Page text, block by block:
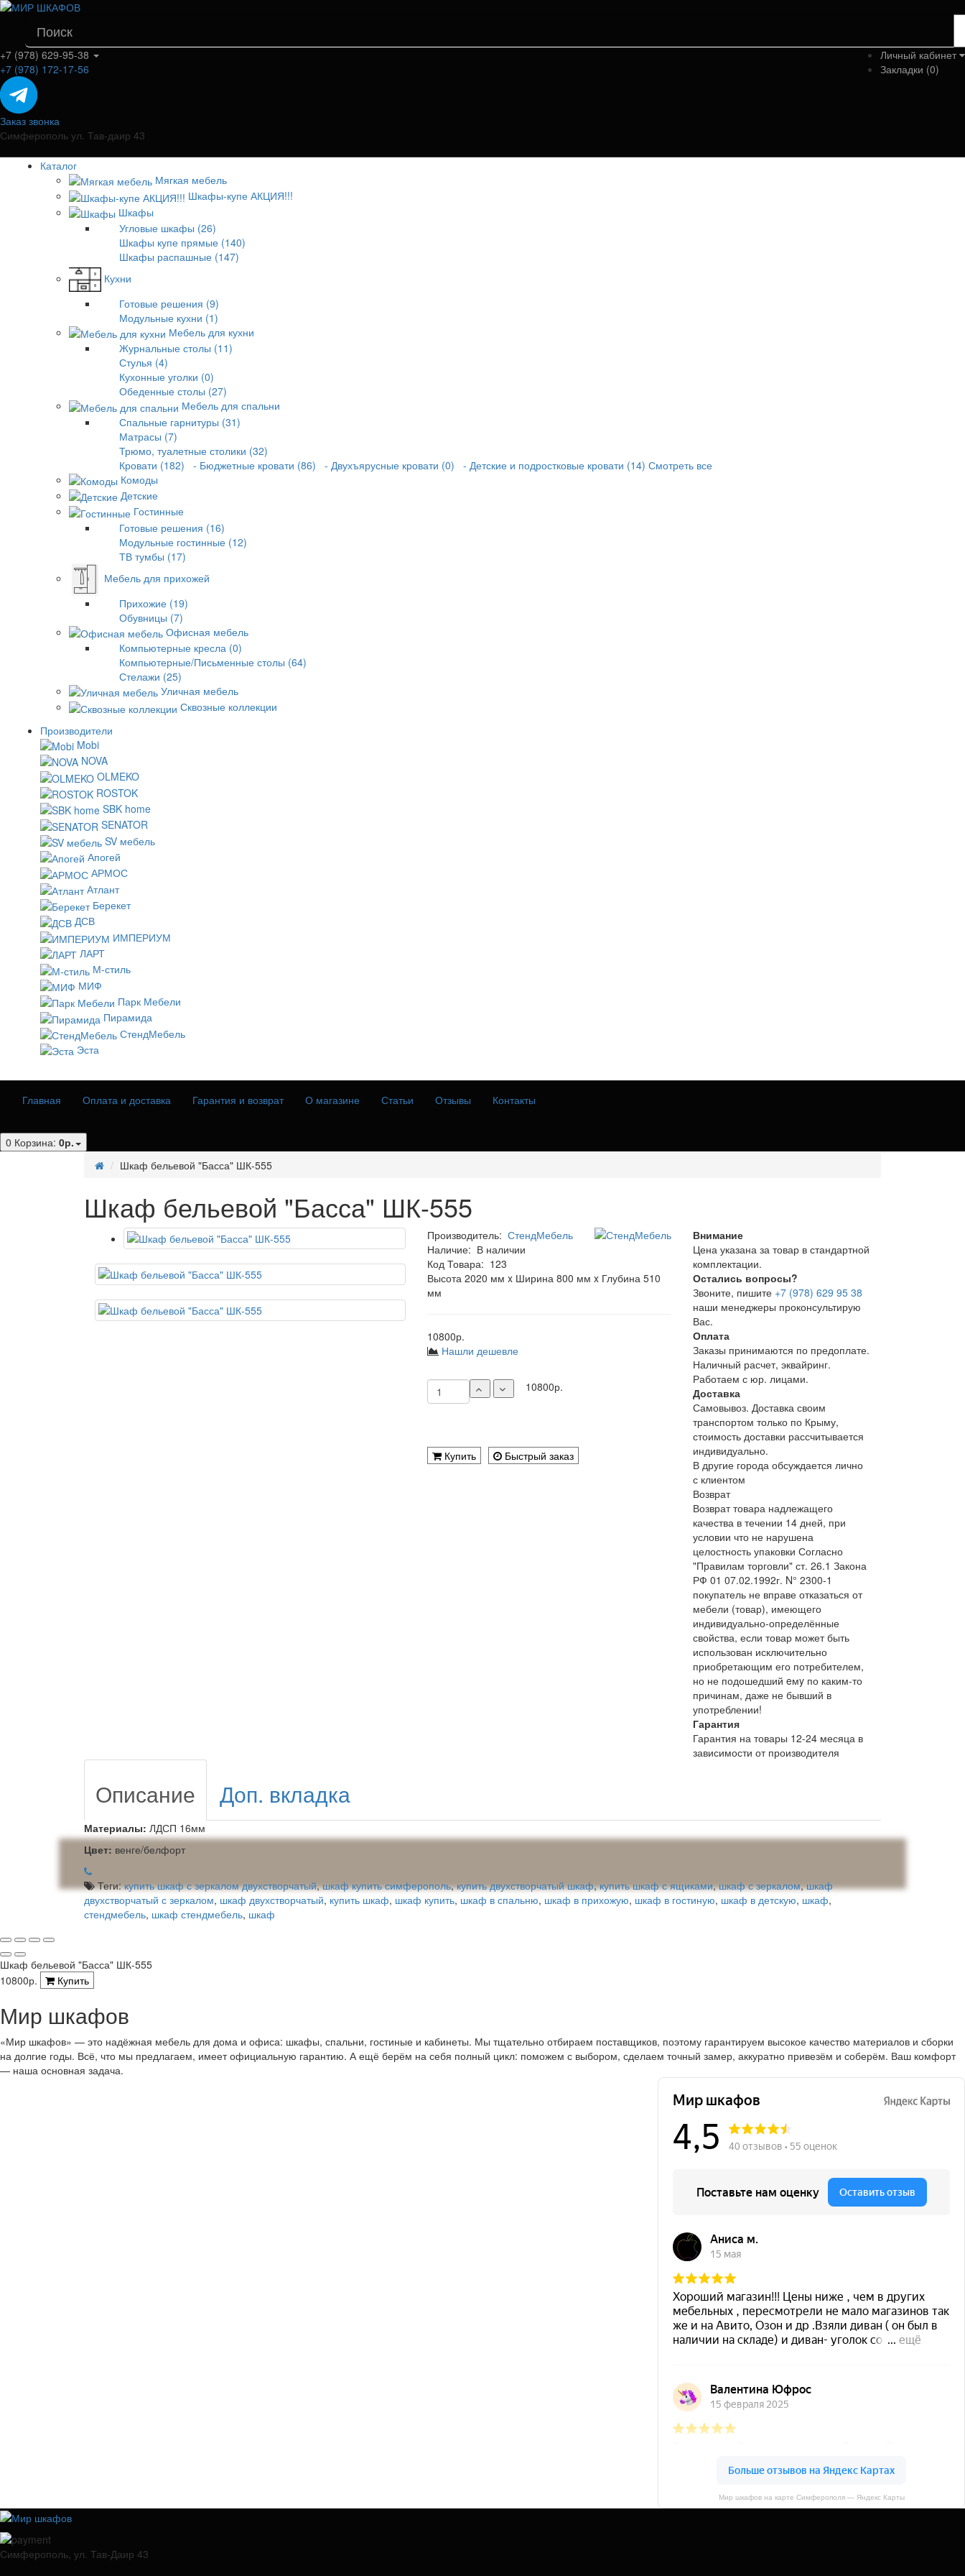
Личный кабинет
Закладки (0)
+7 (978) 629-95-38
+7 (978) 172-17-56
Заказ звонка
Симферополь ул. Тав-даир 43
Каталог
Мягкая мебель
Шкафы-купе АКЦИЯ!!!
Шкафы
Угловые шкафы (26)
Шкафы купе прямые (140)
Шкафы распашные (147)
Кухни
Готовые решения (9)
Модульные кухни (1)
Мебель для кухни
Журнальные столы (11)
Стулья (4)
Кухонные уголки (0)
Обеденные столы (27)
Мебель для спальни
Спальные гарнитуры (31)
Матрасы (7)
Трюмо, туалетные столики (32)
Кровати (182)
- Бюджетные кровати (86) - Двухъярусные кровати (0) - Детские и подростковые кровати (14) Смотреть все
Комоды
Детские
Гостинные
Готовые решения (16)
Модульные гостинные (12)
ТВ тумбы (17)
Мебель для прихожей
Прихожие (19)
Обувницы (7)
Офисная мебель
Компьютерные кресла (0)
Компьютерные/Письменные столы (64)
Стелажи (25)
Уличная мебель
Сквозные коллекции
Производители
Mobi
NOVA
OLMEKO
ROSTOK
SBK home
SENATOR
SV мебель
Апогей
АРМОС
Атлант
Берекет
ДСВ
ИМПЕРИУМ
ЛАРТ
М-стиль
МИФ
Парк Мебели
Пирамида
СтендМебель
Эста
Главная Оплата и доставка Гарантия и возврат О магазине Статьи Отзывы Контакты
0 Корзина: 0р.
Шкаф бельевой "Басса" ШК-555
Шкаф бельевой "Басса" ШК-555
Производитель: СтендМебель
Наличие: В наличии
Код Товара: 123
Высота 2020 мм x Ширина 800 мм x Глубина 510
мм
10800р.
Нашли дешевле
10800р.
Купить Быстрый заказ
Внимание
Цена указана за товар в стандартной
комплектации.
Остались вопросы?
Звоните, пишите +7 (978) 629 95 38
наши менеджеры проконсультирую
Вас.
Оплата
Заказы принимаются по предоплате.
Наличный расчет, эквайринг.
Работаем с юр. лицами.
Доставка
Самовывоз. Доставка своим
транспортом только по Крыму,
стоимость доставки рассчитывается
индивидуально.
В другие города обсуждается лично
с клиентом
Возврат
Возврат товара надлежащего
качества в течении 14 дней, при
условии что не нарушена
целостность упаковки Согласно
"Правилам торговли" ст. 26.1 Закона
РФ 01 07.02.1992г. N° 2300-1
покупатель не вправе отказаться от
мебели (товар), имеющего
индивидуально-определённые
свойства, если товар может быть
использован исключительно
приобретающим его потребителем,
но не подошедший eмy по каким-то
причинам, даже не бывший в
употреблении!
Гарантия
Гарантия на товары 12-24 месяца в
зависимости от производителя
Описание Доп. вкладка
Материалы: ЛДСП 16мм
Цвет: венге/белфорт
Теги:купить шкаф с зеркалом двухстворчатый,шкаф купить симферополь,купить двухстворчатый шкаф,купить шкаф с ящиками,шкаф с зеркалом,шкаф
двухстворчатый с зеркалом, шкаф двухстворчатый, купить шкаф, шкаф купить, шкаф в спальню, шкаф в прихожую, шкаф в гостиную, шкаф в детскую, шкаф,
стендмебель, шкаф стендмебель, шкаф
Шкаф бельевой "Басса" ШК-555
10800р.
Купить
Мир шкафов
«Мир шкафов» — это надёжная мебель для дома и офиса: шкафы, спальни, гостиные и кабинеты. Мы тщательно отбираем поставщиков, поэтому гарантируем высокое качество материалов и сборки
на долгие годы. Всё, что мы предлагаем, имеет официальную гарантию. А ещё берём на себя полный цикл: поможем с выбором, сделаем точный замер, аккуратно привезём и соберём. Ваш комфорт
— наша основная задача.
Мир шкафов на карте Симферополя — Яндекс Карты
Симферополь, ул. Тав-Даир 43